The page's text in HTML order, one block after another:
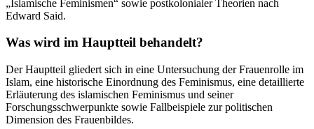
„Islamische Feminismen“ sowie postkolonialer Theorien nach
Edward Said.
Was wird im Hauptteil behandelt?
Der Hauptteil gliedert sich in eine Untersuchung der Frauenrolle im
Islam, eine historische Einordnung des Feminismus, eine detaillierte
Erläuterung des islamischen Feminismus und seiner
Forschungsschwerpunkte sowie Fallbeispiele zur politischen
Dimension des Frauenbildes.